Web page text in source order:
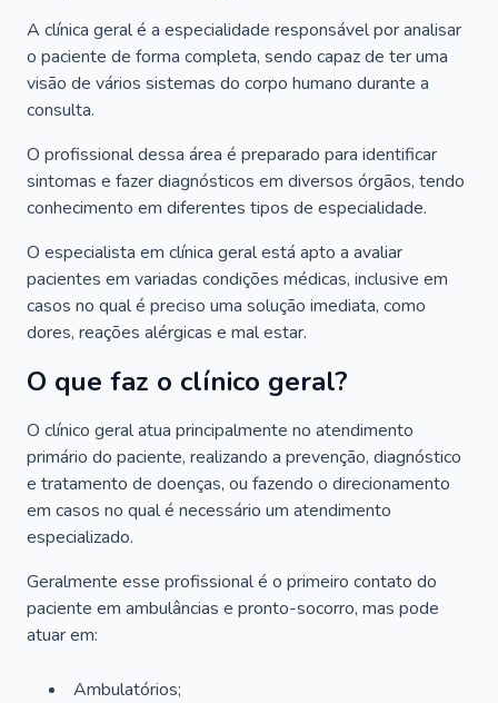
A clínica geral é a especialidade responsável por analisar
o paciente de forma completa, sendo capaz de ter uma
visão de vários sistemas do corpo humano durante a
consulta.
O profissional dessa área é preparado para identificar
sintomas e fazer diagnósticos em diversos órgãos, tendo
conhecimento em diferentes tipos de especialidade.
O especialista em clínica geral está apto a avaliar
pacientes em variadas condições médicas, inclusive em
casos no qual é preciso uma solução imediata, como
dores, reações alérgicas e mal estar.
O que faz o clínico geral?
O clínico geral atua principalmente no atendimento
primário do paciente, realizando a prevenção, diagnóstico
e tratamento de doenças, ou fazendo o direcionamento
em casos no qual é necessário um atendimento
especializado.
Geralmente esse profissional é o primeiro contato do
paciente em ambulâncias e pronto-socorro, mas pode
atuar em:
Ambulatórios;